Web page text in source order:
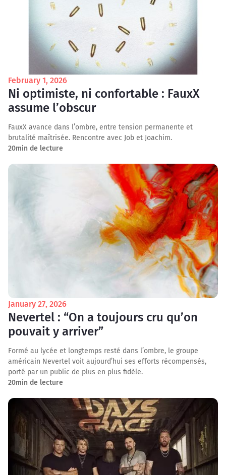
February 1, 2026
Ni optimiste, ni confortable : FauxX
assume l’obscur
FauxX avance dans l’ombre, entre tension permanente et
brutalité maîtrisée. Rencontre avec Job et Joachim.
20min de lecture
January 27, 2026
Nevertel : “On a toujours cru qu’on
pouvait y arriver”
Formé au lycée et longtemps resté dans l’ombre, le groupe
américain Nevertel voit aujourd’hui ses efforts récompensés,
porté par un public de plus en plus fidèle.
20min de lecture